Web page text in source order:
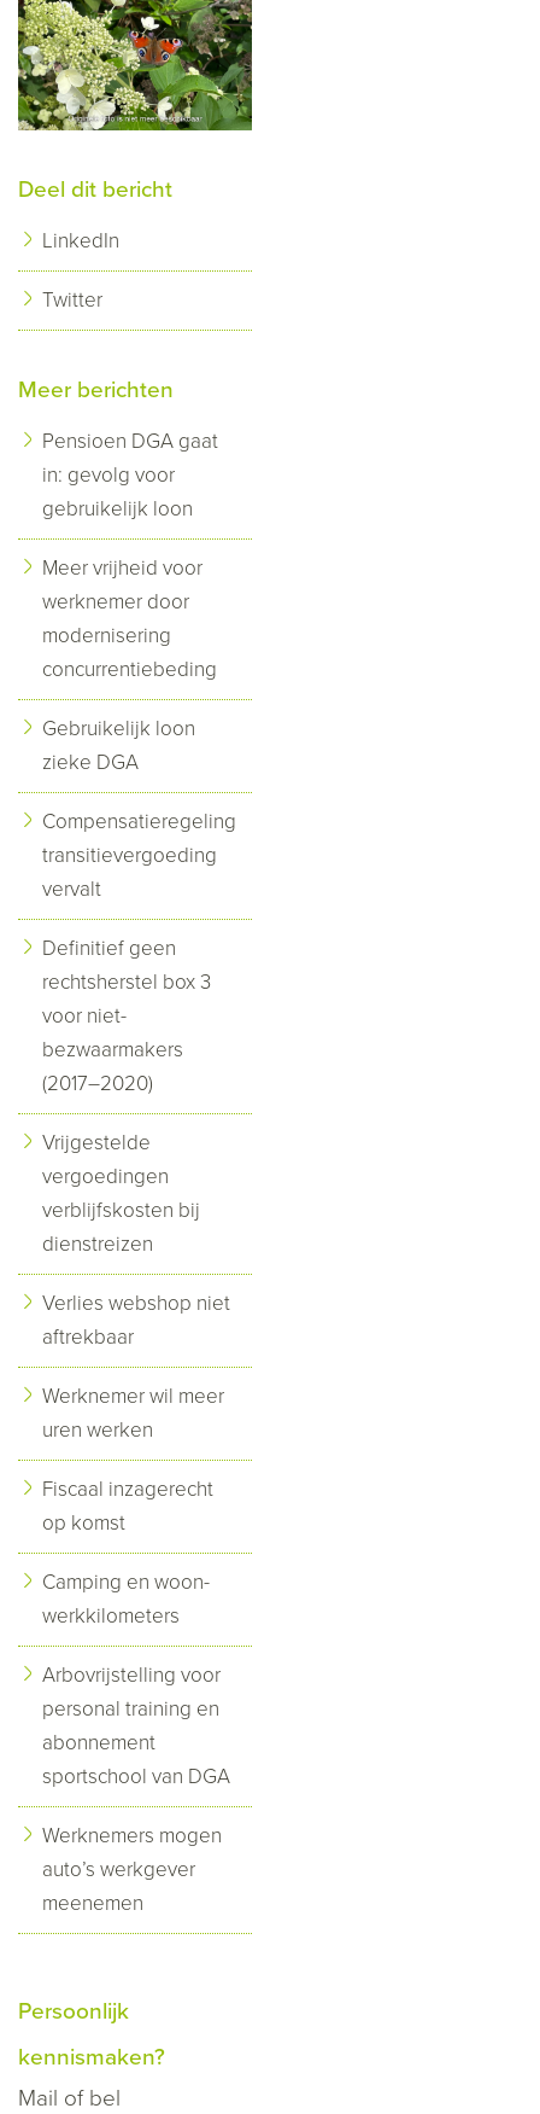
Deel dit bericht
LinkedIn
Twitter
Meer berichten
Pensioen DGA gaat
in: gevolg voor
gebruikelijk loon
Meer vrijheid voor
werknemer door
modernisering
concurrentiebeding
Gebruikelijk loon
zieke DGA
Compensatieregeling
transitievergoeding
vervalt
Definitief geen
rechtsherstel box 3
voor niet-
bezwaarmakers
(2017–2020)
Vrijgestelde
vergoedingen
verblijfskosten bij
dienstreizen
Verlies webshop niet
aftrekbaar
Werknemer wil meer
uren werken
Fiscaal inzagerecht
op komst
Camping en woon-
werkkilometers
Arbovrijstelling voor
personal training en
abonnement
sportschool van DGA
Werknemers mogen
auto’s werkgever
meenemen
Persoonlijk
kennismaken?
Mail of bel